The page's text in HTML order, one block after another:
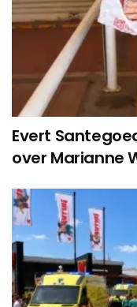
Evert
over Marianne